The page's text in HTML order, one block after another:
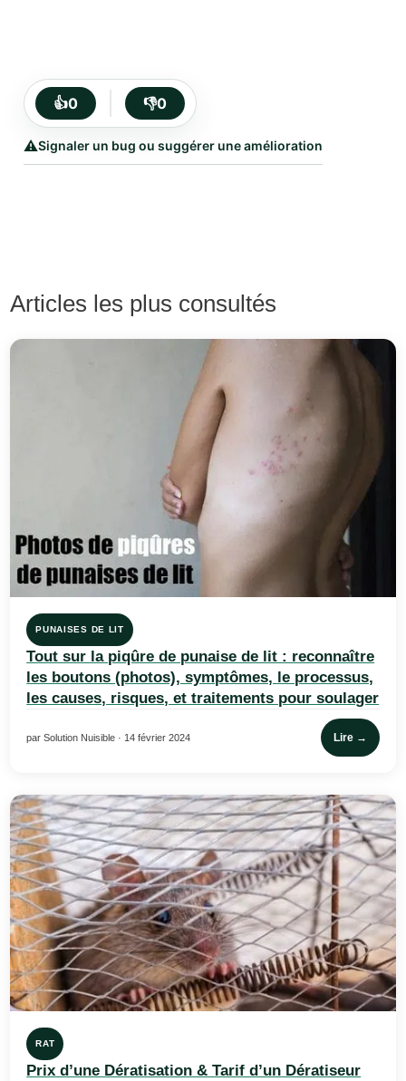
👍0 👎0
⚠️Signaler un bug ou suggérer une amélioration
Articles les plus consultés
PUNAISES DE LIT
Tout sur la piqûre de punaise de lit : reconnaître
les boutons (photos), symptômes, le processus,
les causes, risques, et traitements pour soulager
par Solution Nuisible · 14 février 2024 Lire →
RAT
Prix d’une Dératisation & Tarif d’un Dératiseur